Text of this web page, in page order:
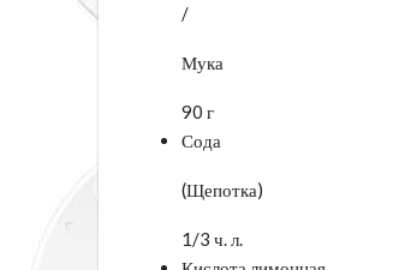
/
Мука
90 г
Сода
(Щепотка)
1/3 ч. л.